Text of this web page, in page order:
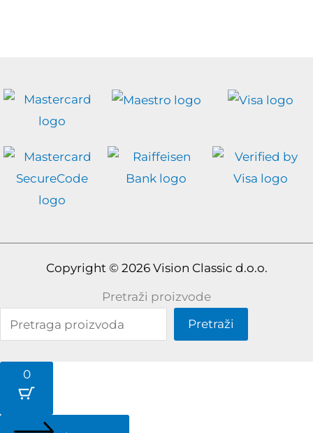
Copyright © 2026 Vision Classic d.o.o.
Pretraži proizvode
Pretraži
0